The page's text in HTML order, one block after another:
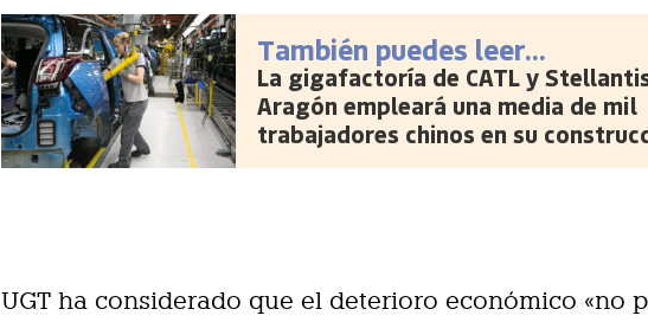
También puedes leer...
La gigafactoría de CATL y
Aragón empleará una media de mil
trabajadores chinos en su
UGT ha considerado que el deterioro económico «no